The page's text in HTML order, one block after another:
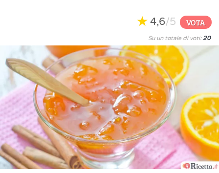
4,6/5 VOTA
Su un totale di voti: 20